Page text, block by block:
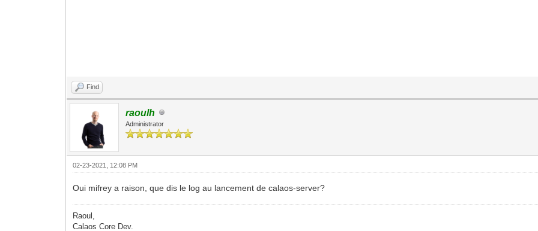
Find
raoulh
Administrator
02-23-2021, 12:08 PM
Oui mifrey a raison, que dis le log au lancement de calaos-server?
Raoul,
Calaos Core Dev.